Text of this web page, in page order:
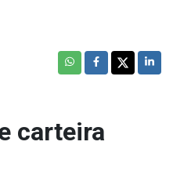
carteira